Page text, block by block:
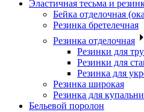
Эластичная тесьма и
Бейка отделочная
Резинка бретелечная
Резинка отделочная
Резинки для
Резинки для
Резинка для
Резинка широкая
Резинка для
Бельевой поролон